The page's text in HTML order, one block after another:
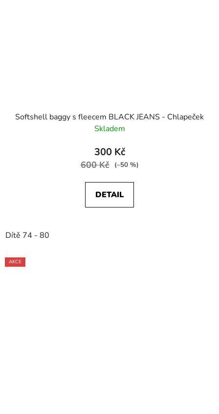
Softshell baggy s fleecem BLACK JEANS - Chlapeček
Skladem
300 Kč
600 Kč (–50 %)
DETAIL
Dítě 74 - 80
AKCE